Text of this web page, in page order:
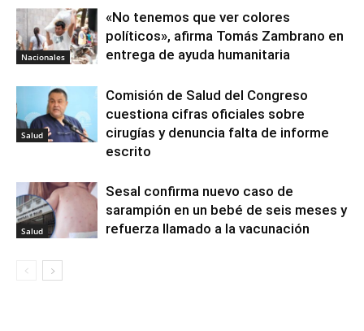
Nacionales
«No tenemos que ver colores
políticos», afirma Tomás Zambrano en
entrega de ayuda humanitaria
Salud
Comisión de Salud del Congreso
cuestiona cifras oficiales sobre
cirugías y denuncia falta de informe
escrito
Salud
Sesal confirma nuevo caso de
sarampión en un bebé de seis meses y
refuerza llamado a la vacunación